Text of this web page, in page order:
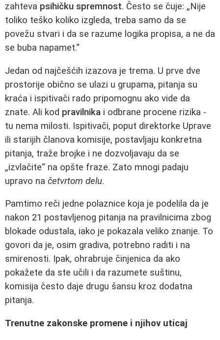
zahteva psihičku spremnost. Često se čuje: „Nije
toliko teško koliko izgleda, treba samo da se
povežu stvari i da se razume logika propisa, a ne da
se buba napamet.“
Jedan od najčešćih izazova je trema. U prve dve
prostorije obično se ulazi u grupama, pitanja su
kraća i ispitivači rado pripomognu ako vide da
znate. Ali kod pravilnika i odbrane procene rizika -
tu nema milosti. Ispitivači, poput direktorke Uprave
ili starijih članova komisije, postavljaju konkretna
pitanja, traže brojke i ne dozvoljavaju da se
„izvlačite“ na opšte fraze. Zato mnogi padaju
upravo na četvrtom delu.
Pamtimo reči jedne polaznice koja je podelila da je
nakon 21 postavljenog pitanja na pravilnicima zbog
blokade odustala, iako je pokazala veliko znanje. To
govori da je, osim gradiva, potrebno raditi i na
smirenosti. Ipak, ohrabruje činjenica da ako
pokažete da ste učili i da razumete suštinu,
komisija često daje drugu šansu kroz dodatna
pitanja.
Trenutne zakonske promene i njihov uticaj